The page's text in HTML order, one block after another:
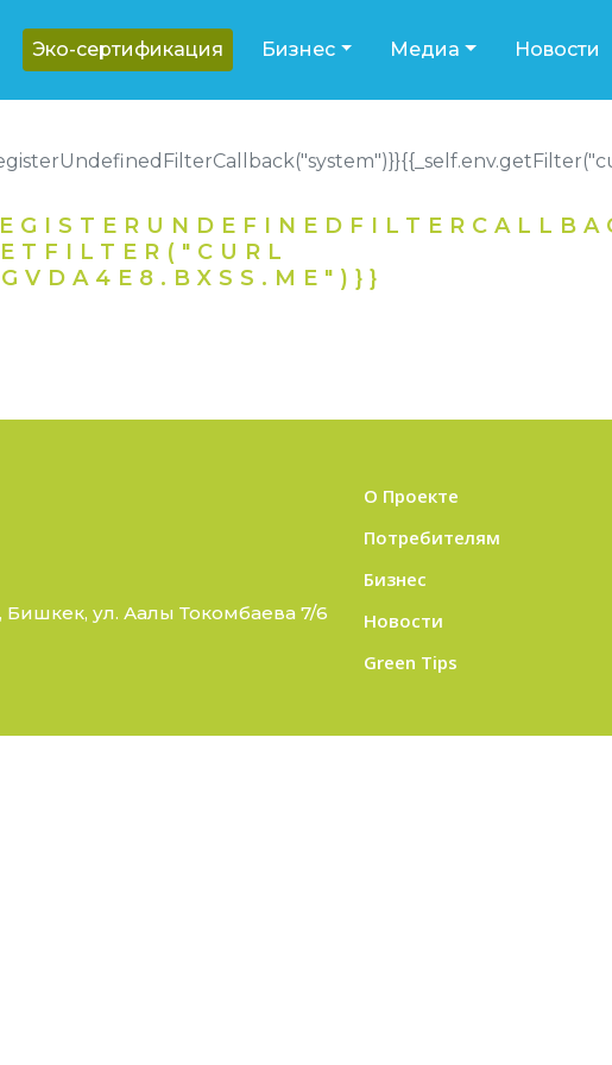
Эко-сертификация Бизнес Медиа Новости
ул. Аалы Токомбаева 7/6
О Проекте
Потребителям
Бизнес
Новости
Green Tips